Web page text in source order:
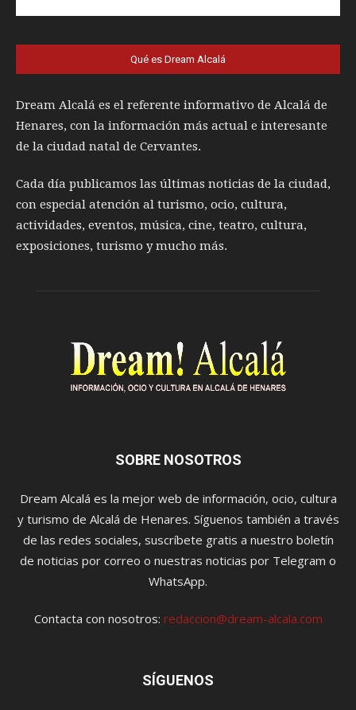
Qué es Dream Alcalá
Dream Alcalá es el referente informativo de Alcalá de
Henares, con la información más actual e interesante
de la ciudad natal de Cervantes.
Cada día publicamos las últimas noticias de la ciudad,
con especial atención al turismo, ocio, cultura,
actividades, eventos, música, cine, teatro, cultura,
exposiciones, turismo y mucho más.
SOBRE NOSOTROS
Dream Alcalá es la mejor web de información, ocio, cultura
y turismo de Alcalá de Henares. Síguenos también a través
de las redes sociales, suscríbete gratis a nuestro boletín
de noticias por correo o nuestras noticias por Telegram o
WhatsApp.
Contacta con nosotros: redaccion@dream-alcala.com
SÍGUENOS